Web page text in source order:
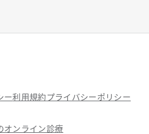
ー利用規約プライバシーポリシー
オンライン診療